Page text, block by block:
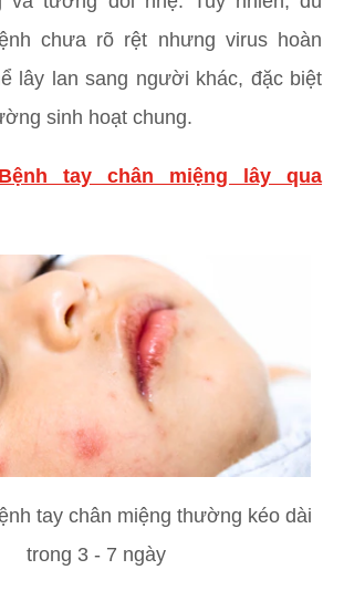
chưa rõ rệt nhưng virus hoàn
lây lan sang người khác, đặc biệt
sinh hoạt chung.
Bệnh tay chân miệng lây qua
tay chân miệng thường kéo dài
trong 3 - 7 ngày